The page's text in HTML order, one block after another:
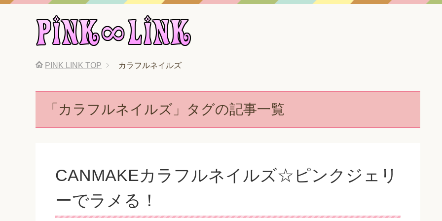
PINK LINK TOP カラフルネイルズ
「カラフルネイルズ」タグの記事一覧
CANMAKEカラフルネイルズ☆ピンクジェリ
ーでラメる！